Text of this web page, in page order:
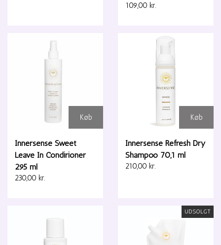
109,00 kr.
Køb
Innersense Sweet
Leave In Condirioner
295 ml
230,00 kr.
Køb
Innersense Refresh Dry
Shampoo 70,1 ml
210,00 kr.
UDSOLGT